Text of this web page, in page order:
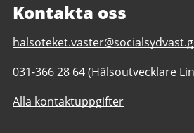
Kontakta oss
E-
till
Hälsoteket
i
Telefonnummer
Hälsoteket
031-366 28 64(Hälsoutvecklare
Alla kontaktuppgifter